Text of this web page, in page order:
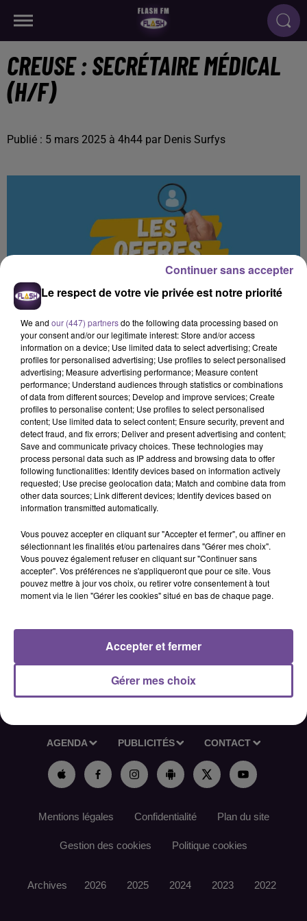
CREUSE : SECRÉTAIRE MÉDICAL
(H/F)
Publié : 5 mars 2025 à 4h44 par Denis Surfys
Un laboratoire de Guéret recrute un
secrétaire médical (H/F).
Un laboratoire de Guéret recrute un secrétaire médical (H/F).
Vos missions : accueillir physiquement et téléphoniquement
la clientèle du laboratoire. Prendre les rendez-vous pour les
prélèvements au laboratoire. Renseigner les patients sur les
modalités de prélèvement. Enregistrer les dossiers des
patients. Réceptionner les échantillons biologiques et vérifier
leur conformité. Savoir transmettre les résultats aux patients
et/ou aux prescripteurs. Facturer et encaisser.
AGENDA PUBLICITÉS CONTACT
Mentions légales Confidentialité Plan du site
Gestion des cookies Politique cookies
Archives 2026 2025 2024 2023 2022
Le respect de votre vie privée est notre priorité
We and our (447) partnersdo the following data processing based on
your consent and/or our legitimate interest: Store and/or access
information on a device; Use limited data to select advertising; Create
profiles for personalised advertising; Use profiles to select personalised
advertising; Measure advertising performance; Measure content
performance; Understand audiences through statistics or combinations
of data from different sources; Develop and improve services; Create
profiles to personalise content; Use profiles to select personalised
content; Use limited data to select content; Ensure security, prevent and
detect fraud, and fix errors; Deliver and present advertising and content;
Save and communicate privacy choices. These technologies may
process personal data such as IP address and browsing data to offer
following functionalities: Identify devices based on information actively
requested; Use precise geolocation data; Match and combine data from
other data sources; Link different devices; Identify devices based on
information transmitted automatically.
Vous pouvez accepter en cliquant sur "Accepter et fermer", ou affiner en
sélectionnant les finalités et/ou partenaires dans "Gérer mes choix".
Vous pouvez également refuser en cliquant sur "Continuer sans
accepter". Vos préférences ne s'appliqueront que pour ce site. Vous
pouvez mettre à jour vos choix, ou retirer votre consentement à tout
moment via le lien "Gérer les cookies" situé en bas de chaque page.
Gérer mes choix
Accepter et fermer
Continuer sans accepter